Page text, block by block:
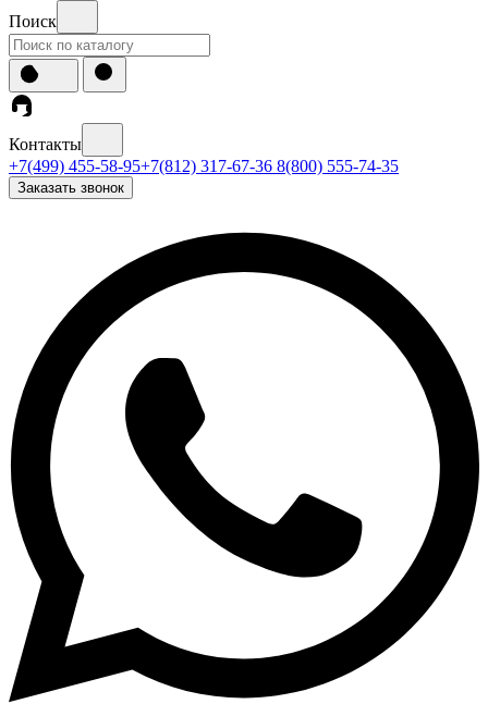
Поиск
Контакты
+7(499) 455-58-95+7(812) 317-67-36 8(800) 555-74-35
Заказать звонок